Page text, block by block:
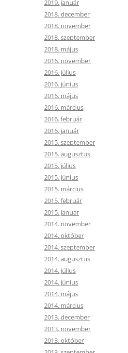
2019. január
2018. december
2018. november
2018. szeptember
2018. május
2016. november
2016. július
2016. június
2016. május
2016. március
2016. február
2016. január
2015. szeptember
2015. augusztus
2015. július
2015. június
2015. március
2015. február
2015. január
2014. november
2014. október
2014. szeptember
2014. augusztus
2014. július
2014. június
2014. május
2014. március
2013. december
2013. november
2013. október